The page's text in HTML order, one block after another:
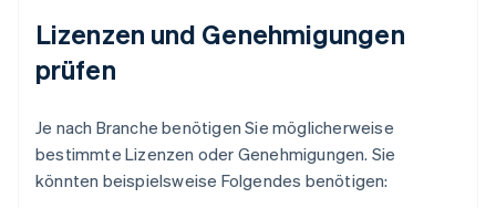
Lizenzen und Genehmigungen
prüfen
Je nach Branche benötigen Sie möglicherweise
bestimmte Lizenzen oder Genehmigungen. Sie
könnten beispielsweise Folgendes benötigen: